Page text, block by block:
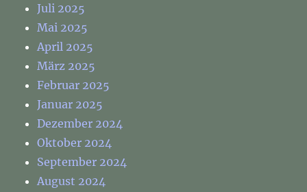
Juli 2025
Mai 2025
April 2025
März 2025
Februar 2025
Januar 2025
Dezember 2024
Oktober 2024
September 2024
August 2024